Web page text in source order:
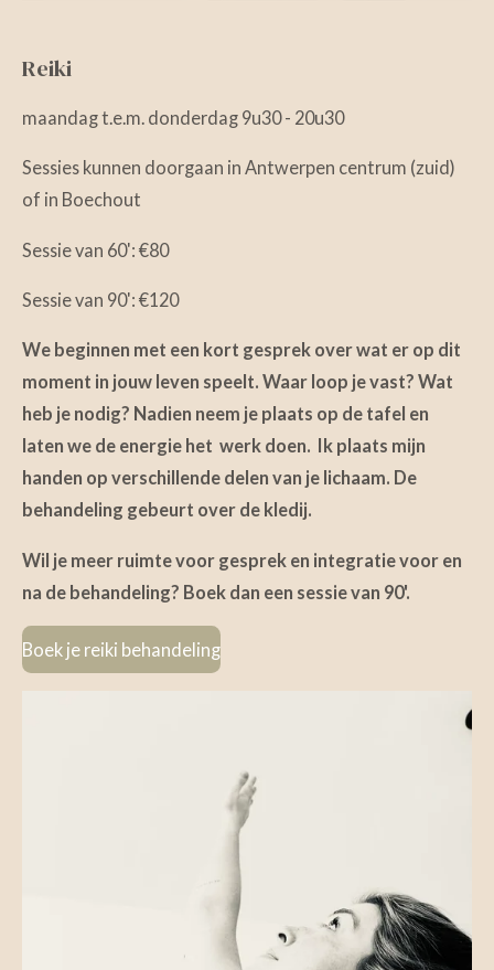
Reiki
maandag t.e.m. donderdag 9u30 - 20u30
Sessies kunnen doorgaan in Antwerpen centrum (zuid)
of in Boechout
Sessie van 60': €80
Sessie van 90': €120
We beginnen met een kort gesprek over wat er op dit
moment in jouw leven speelt. Waar loop je vast? Wat
heb je nodig? Nadien neem je plaats op de tafel en
laten we de energie het werk doen. Ik plaats mijn
handen op verschillende delen van je lichaam. De
behandeling gebeurt over de kledij.
Wil je meer ruimte voor gesprek en integratie voor en
na de behandeling? Boek dan een sessie van 90'.
Boek je reiki behandeling